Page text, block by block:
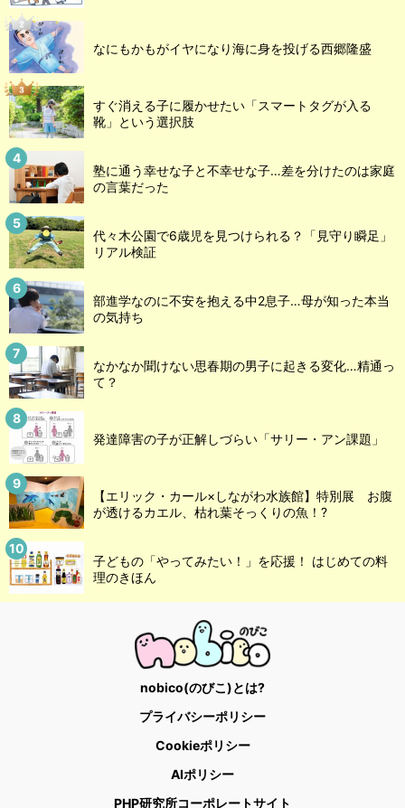
なにもかもがイヤになり海に身を投げる西郷隆盛
すぐ消える子に履かせたい「スマートタグが入る
靴」という選択肢
塾に通う幸せな子と不幸せな子…差を分けたのは家庭
の言葉だった
代々木公園で6歳児を見つけられる？「見守り瞬足」
リアル検証
部進学なのに不安を抱える中2息子…母が知った本当
の気持ち
なかなか聞けない思春期の男子に起きる変化…精通っ
て？
発達障害の子が正解しづらい「サリー・アン課題」
【エリック・カール×しながわ水族館】特別展 お腹
が透けるカエル、枯れ葉そっくりの魚！?
子どもの「やってみたい！」を応援！ はじめての料
理のきほん
nobico(のびこ)とは?
プライバシーポリシー
Cookieポリシー
AIポリシー
PHP研究所コーポレートサイト